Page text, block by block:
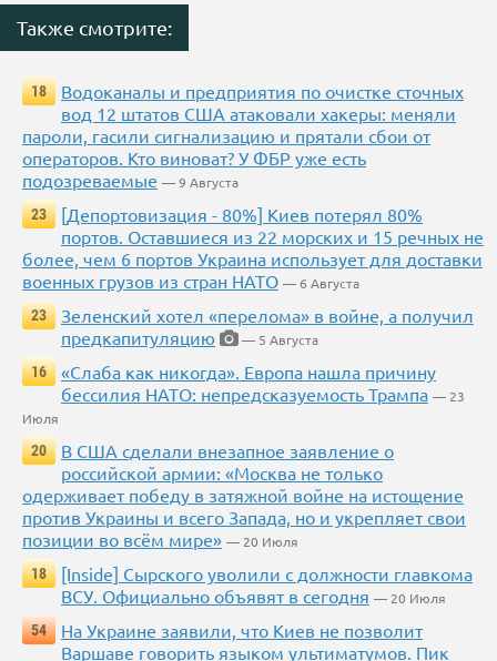
Также смотрите:
18
Водоканалы и предприятия по очистке сточных
вод 12 штатов США атаковали хакеры: меняли
пароли, гасили сигнализацию и прятали сбои от
операторов. Кто виноват? У ФБР уже есть
подозреваемые — 9 Августа
23
[Депортовизация - 80%] Киев потерял 80%
портов. Оставшиеся из 22 морских и 15 речных не
более, чем 6 портов Украина использует для доставки
военных грузов из стран НАТО — 6 Августа
23
Зеленский хотел «перелома» в войне, а получил
предкапитуляцию
— 5 Августа
16
«Слаба как никогда». Европа нашла причину
бессилия НАТО: непредсказуемость Трампа — 23
Июля
20
В США сделали внезапное заявление о
российской армии: «Москва не только
одерживает победу в затяжной войне на истощение
против Украины и всего Запада, но и укрепляет свои
позиции во всём мире» — 20 Июля
18
[Inside] Сырского уволили с должности главкома
ВСУ. Официально объявят в сегодня — 20 Июля
54
На Украине заявили, что Киев не позволит
Варшаве говорить языком ультиматумов. Пик